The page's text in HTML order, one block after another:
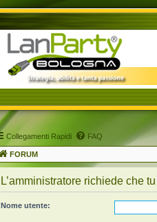
Collegamenti Rapidi FAQ
FORUM
L’amministratore richiede che
Nome utente: